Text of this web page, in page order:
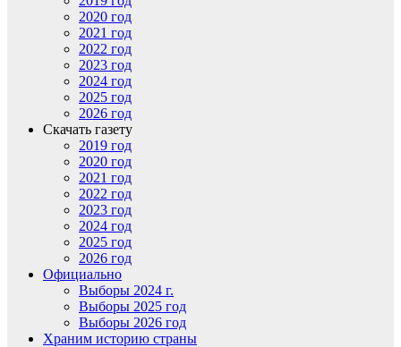
2020 год
2021 год
2022 год
2023 год
2024 год
2025 год
2026 год
Скачать газету
2019 год
2020 год
2021 год
2022 год
2023 год
2024 год
2025 год
2026 год
Официально
Выборы 2024 г.
Выборы 2025 год
Выборы 2026 год
Храним историю страны